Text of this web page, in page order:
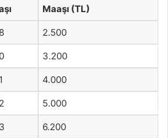
Maaşı (TL)
2.500
3.200
4.000
5.000
6.200